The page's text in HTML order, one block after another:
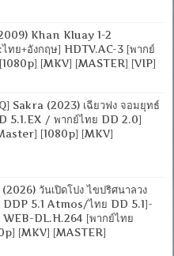
Khan Kluay 1-2
ทย+อังกฤษ] HDTV.AC-3 [พากย์
[MKV] [MASTER] [VIP]
Sakra (2023) เฉียวฟง จอมยุทธ์
5.1.EX / พากย์ไทย DD 2.0]
[1080p] [MKV]
วันเปิดโปง ไขปริศนาลวง
DDP 5.1 Atmos/ไทย DD 5.1]-
DL.H.264 [พากย์ไทย
[MKV] [MASTER]